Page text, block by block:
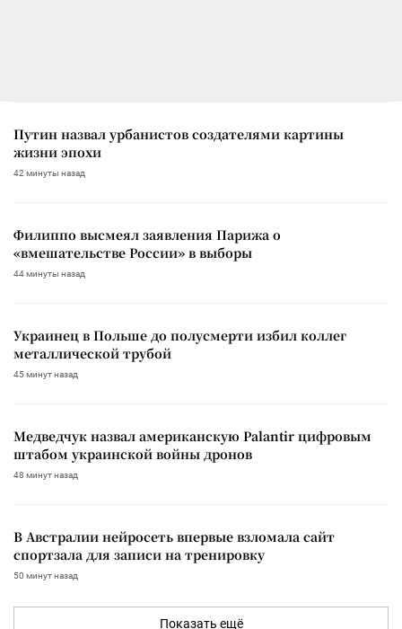
Путин назвал урбанистов создателями картины
жизни эпохи
42 минуты назад
Филиппо высмеял заявления Парижа о
«вмешательстве России» в выборы
44 минуты назад
Украинец в Польше до полусмерти избил коллег
металлической трубой
45 минут назад
Медведчук назвал американскую Palantir цифровым
штабом украинской войны дронов
48 минут назад
В Австралии нейросеть впервые взломала сайт
спортзала для записи на тренировку
50 минут назад
Показать ещё